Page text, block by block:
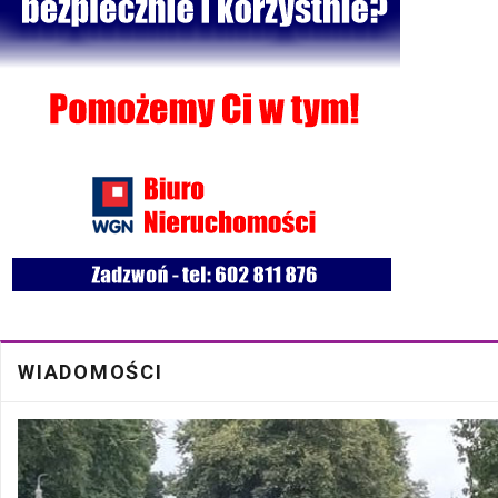
Bezpłatna mammografia w Cycowie
19 Cze
Walne Zgromadzenie w SM "Batory" już 19 czerwca w Łęcznej
WIADOMOŚCI